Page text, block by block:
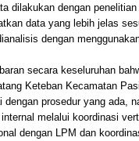
dilakukan dengan
data yang lebih jelas
dengan
secara keseluruhan
Keteban Kecamatan
prosedur yang ada,
melalui koordinasi
dengan LPM dan